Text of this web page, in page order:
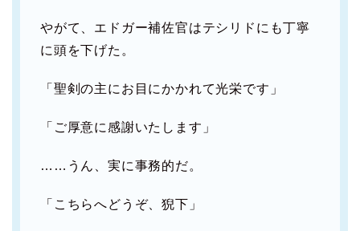
やがて、エドガー補佐官はテシリドにも丁寧
に頭を下げた。
「聖剣の主にお目にかかれて光栄です」
「ご厚意に感謝いたします」
……うん、実に事務的だ。
「こちらへどうぞ、猊下」